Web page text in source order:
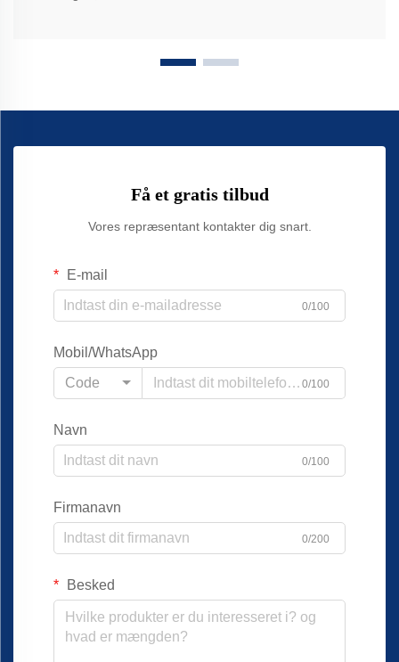
Få et gratis tilbud
Vores repræsentant kontakter dig snart.
E-mail
0/100
Mobil/WhatsApp
Code
0/100
Navn
0/100
Firmanavn
0/200
Besked